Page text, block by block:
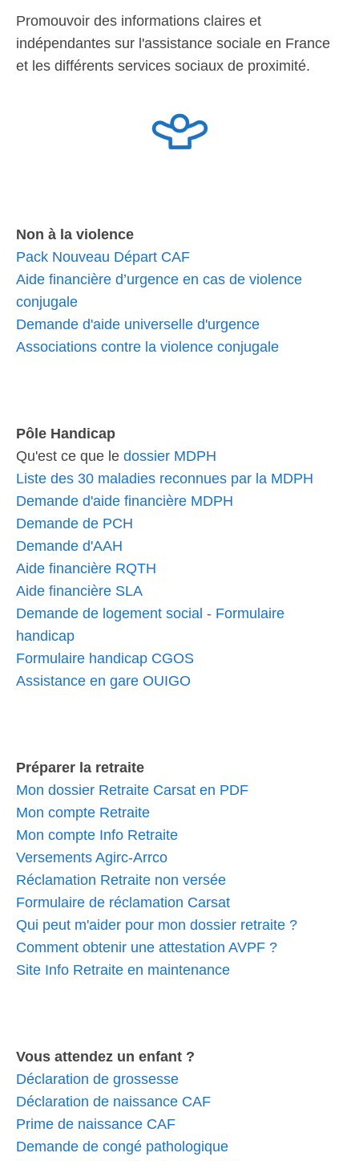
Promouvoir des informations claires et
indépendantes sur l'assistance sociale en France
et les différents services sociaux de proximité.
Non à la violence
Pack Nouveau Départ CAF
Aide financière d’urgence en cas de violence
conjugale
Demande d'aide universelle d'urgence
Associations contre la violence conjugale
Pôle Handicap
Qu'est ce que le dossier MDPH
Liste des 30 maladies reconnues par la MDPH
Demande d'aide financière MDPH
Demande de PCH
Demande d'AAH
Aide financière RQTH
Aide financière SLA
Demande de logement social - Formulaire
handicap
Formulaire handicap CGOS
Assistance en gare OUIGO
Préparer la retraite
Mon dossier Retraite Carsat en PDF
Mon compte Retraite
Mon compte Info Retraite
Versements Agirc-Arrco
Réclamation Retraite non versée
Formulaire de réclamation Carsat
Qui peut m'aider pour mon dossier retraite ?
Comment obtenir une attestation AVPF ?
Site Info Retraite en maintenance
Vous attendez un enfant ?
Déclaration de grossesse
Déclaration de naissance CAF
Prime de naissance CAF
Demande de congé pathologique